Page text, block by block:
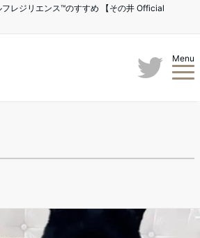
レジリエンス™のすすめ 【その井 Official
Menu